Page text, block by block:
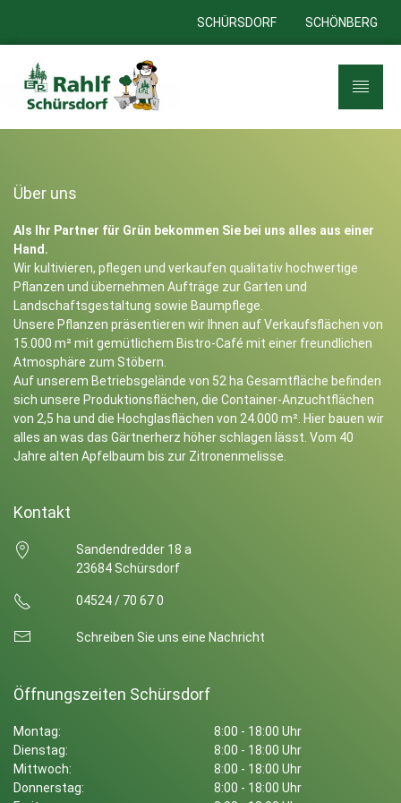
SCHÜRSDORF SCHÖNBERG
Über uns
Als Ihr Partner für Grün bekommen Sie bei uns alles aus einer
Hand.
Wir kultivieren, pflegen und verkaufen qualitativ hochwertige
Pflanzen und übernehmen Aufträge zur Garten und
Landschaftsgestaltung sowie Baumpflege.
Unsere Pflanzen präsentieren wir Ihnen auf Verkaufsflächen von
15.000 m² mit gemütlichem Bistro-Café mit einer freundlichen
Atmosphäre zum Stöbern.
Auf unserem Betriebsgelände von 52 ha Gesamtfläche befinden
sich unsere Produktionsflächen, die Container-Anzuchtflächen
von 2,5 ha und die Hochglasflächen von 24.000 m². Hier bauen wir
alles an was das Gärtnerherz höher schlagen lässt. Vom 40
Jahre alten Apfelbaum bis zur Zitronenmelisse.
Kontakt
Sandendredder 18 a
23684 Schürsdorf
04524 / 70 67 0
Schreiben Sie uns eine Nachricht
Öffnungszeiten Schürsdorf
Montag:
Dienstag:
Mittwoch:
Donnerstag:
8:00 - 18:00 Uhr
8:00 - 18:00 Uhr
8:00 - 18:00 Uhr
8:00 - 18:00 Uhr